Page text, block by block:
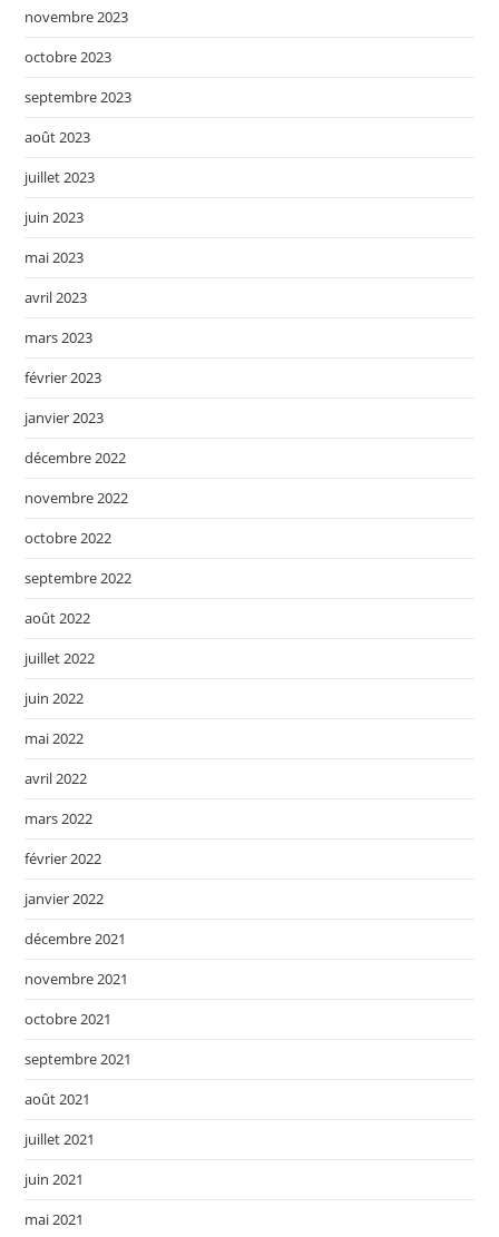
novembre 2023
octobre 2023
septembre 2023
août 2023
juillet 2023
juin 2023
mai 2023
avril 2023
mars 2023
février 2023
janvier 2023
décembre 2022
novembre 2022
octobre 2022
septembre 2022
août 2022
juillet 2022
juin 2022
mai 2022
avril 2022
mars 2022
février 2022
janvier 2022
décembre 2021
novembre 2021
octobre 2021
septembre 2021
août 2021
juillet 2021
juin 2021
mai 2021